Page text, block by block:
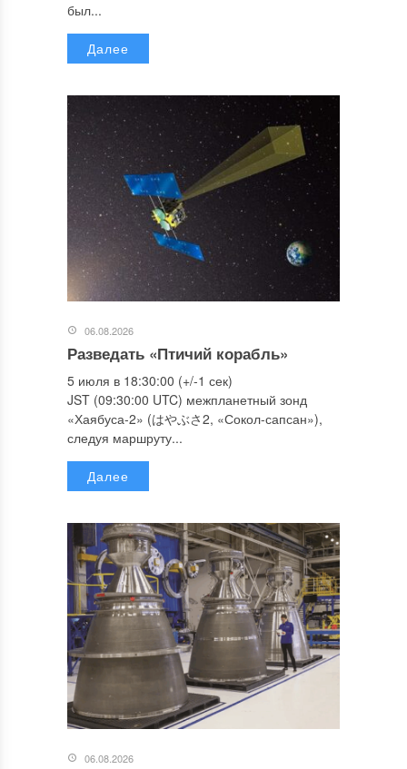
был...
Далее
06.08.2026
Разведать «Птичий корабль»
5 июля в 18:30:00 (+/-1 сек)
JST (09:30:00 UTC) межпланетный зонд
«Хаябуса-2» (はやぶさ2, «Сокол-сапсан»),
следуя маршруту...
Далее
06.08.2026